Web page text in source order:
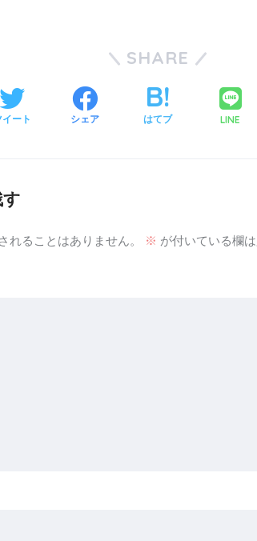
SHARE
イート シェア はてブ LINE
れることはありません。 ※ が付いている欄